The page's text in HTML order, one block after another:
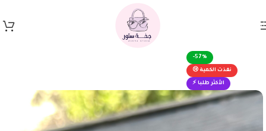
Skip to main content
-57%
نفذت الكمية 😢
الأكثر طلبا ⚡